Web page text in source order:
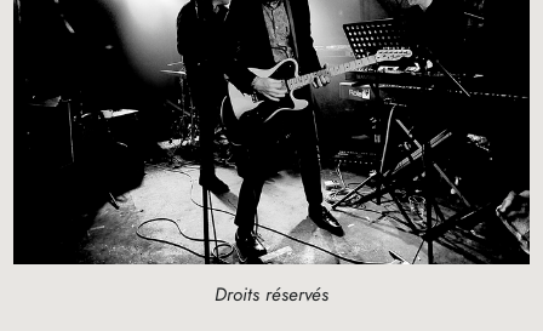
Droits réservés